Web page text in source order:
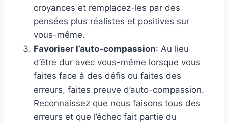
croyances et remplacez-les par des
pensées plus réalistes et positives sur
vous-même.
Favoriser l’auto-compassion: Au lieu
d’être dur avec vous-même lorsque vous
faites face à des défis ou faites des
erreurs, faites preuve d’auto-compassion.
Reconnaissez que nous faisons tous des
erreurs et que l’échec fait partie du